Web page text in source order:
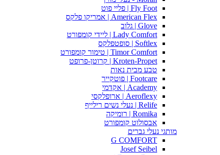
Fly Foot | פליי פוט
American Flex | אמריקו פלקס
Glove | גלוב
Lady Comfort | ליידי קומפורט
Softlex | סופטפלקס
Timor Comfort | טימור קומפורט
Kroten-Propet | קרוטן-פרופט
טבע מבית נאות
Footcare | פוטקייר
Academy | אקדמי
Aeroflexy | ארופלקסי
Relife | נעלי נשים רילייף
Romika | רומיקה
אבסולוט קומפורט
מותגי נעלי גברים
G COMFORT
Josef Seibel